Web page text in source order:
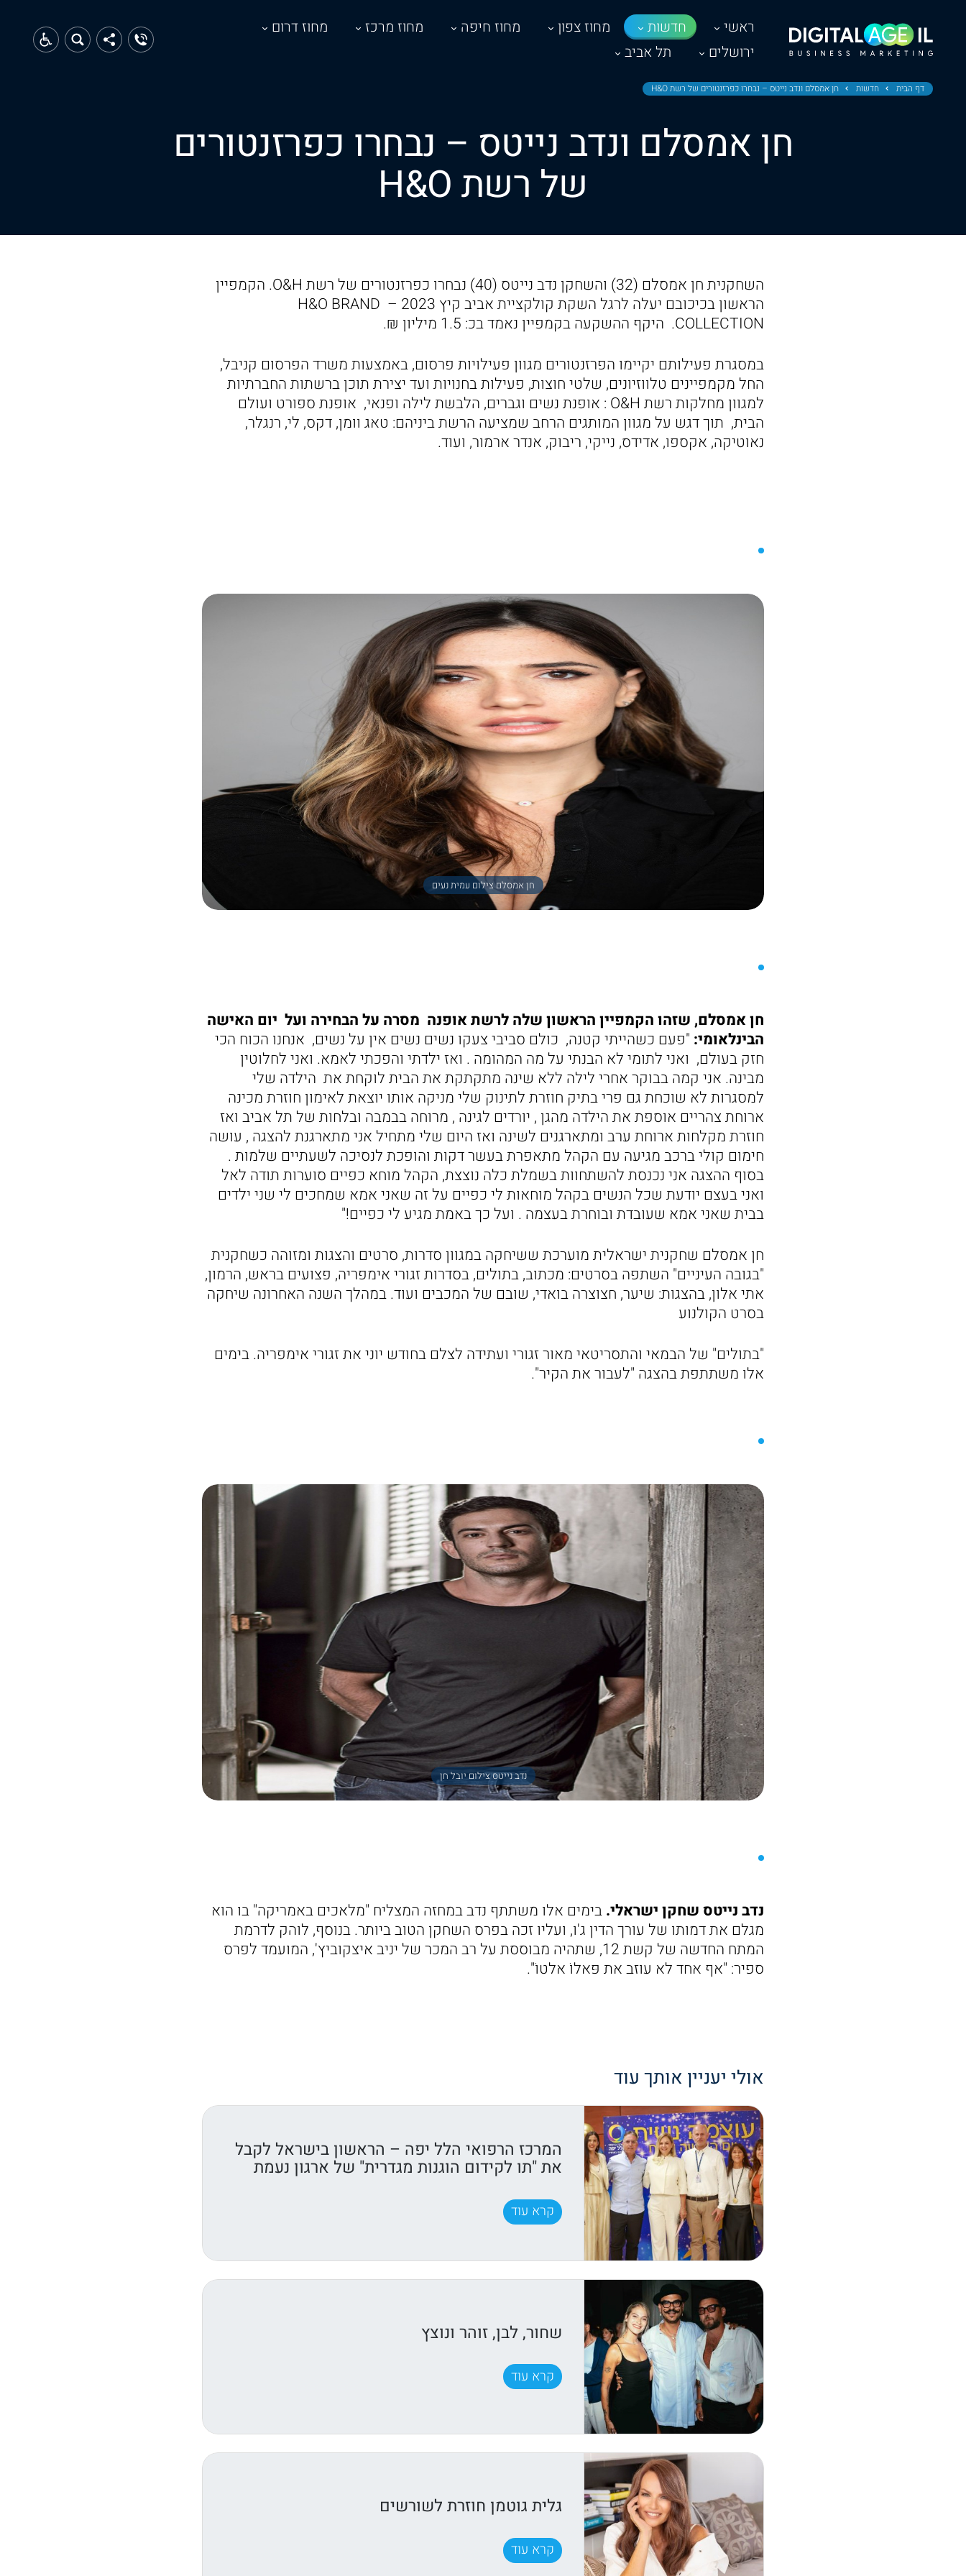
ראשי חדשות מחוז צפון מחוז חיפה מחוז מרכז
מחוז דרום
ירושלים
תל אביב
דף הבית חדשות חן אמסלם ונדב נייטס – נבחרו כפרזנטורים של רשת H&O
חן אמסלם ונדב נייטס – נבחרו כפרזנטורים
של רשת H&O
השחקנית חן אמסלם (32) והשחקן נדב נייטס (40) נבחרו כפרזנטורים של רשת O&H. הקמפיין
הראשון בכיכובם יעלה לרגל השקת קולקציית אביב קיץ 2023 – H&O BRAND
COLLECTION. היקף ההשקעה בקמפיין נאמד בכ: 1.5 מיליון ₪.
במסגרת פעילותם יקיימו הפרזנטורים מגוון פעילויות פרסום, באמצעות משרד הפרסום קניבל,
החל מקמפיינים טלווזיונים, שלטי חוצות, פעילות בחנויות ועד יצירת תוכן ברשתות החברתיות
למגוון מחלקות רשת O&H : אופנת נשים וגברים, הלבשת לילה ופנאי, אופנת ספורט ועולם
הבית, תוך דגש על מגוון המותגים הרחב שמציעה הרשת ביניהם: טאג וומן, דקס, לי, רנגלר,
נאוטיקה, אקספו, אדידס, נייקי, ריבוק, אנדר ארמור, ועוד.
חן אמסלם צילום עמית נעים
חן אמסלם, שזהו הקמפיין הראשון שלה לרשת אופנה מסרה על הבחירה ועל יום האישה
הבינלאומי: "פעם כשהייתי קטנה, כולם סביבי צעקו נשים נשים אין על נשים, אנחנו הכוח הכי
חזק בעולם, ואני לתומי לא הבנתי על מה המהומה . ואז ילדתי והפכתי לאמא. ואני לחלוטין
מבינה. אני קמה בבוקר אחרי לילה ללא שינה מתקתקת את הבית לוקחת את הילדה שלי
למסגרות לא שוכחת גם פרי בתיק חוזרת לתינוק שלי מניקה אותו יוצאת לאימון חוזרת מכינה
ארוחת צהריים אוספת את הילדה מהגן , יורדים לגינה , מרוחה בבמבה ובלחות של תל אביב ואז
חוזרת מקלחות ארוחת ערב ומתארגנים לשינה ואז היום שלי מתחיל אני מתארגנת להצגה , עושה
חימום קולי ברכב מגיעה עם הקהל מתאפרת בעשר דקות והופכת לנסיכה לשעתיים שלמות .
בסוף ההצגה אני נכנסת להשתחוות בשמלת כלה נוצצת, הקהל מוחא כפיים סוערות תודה לאל
ואני בעצם יודעת שכל הנשים בקהל מוחאות לי כפיים על זה שאני אמא שמחכים לי שני ילדים
בבית שאני אמא שעובדת ובוחרת בעצמה . ועל כך באמת מגיע לי כפיים!"
חן אמסלם שחקנית ישראלית מוערכת ששיחקה במגוון סדרות, סרטים והצגות ומזוהה כשחקנית
"בגובה העיניים" השתפה בסרטים: מכתוב, בתולים, בסדרות זגורי אימפריה, פצועים בראש, הרמון,
אתי אלון, בהצגות: שיער, חצוצרה בואדי, שובם של המכבים ועוד. במהלך השנה האחרונה שיחקה
בסרט הקולנוע
"בתולים" של הבמאי והתסריטאי מאור זגורי ועתידה לצלם בחודש יוני את זגורי אימפריה. בימים
אלו משתתפת בהצגה "לעבור את הקיר".
נדב נייטס צילום יובל חן
נדב נייטס שחקן ישראלי.בימים אלו משתתף נדב במחזה המצליח "מלאכים באמריקה" בו הוא
מגלם את דמותו של עורך הדין ג'ו, ועליו זכה בפרס השחקן הטוב ביותר. בנוסף, לוהק לדרמת
המתח החדשה של קשת 12, שתהיה מבוססת על רב המכר של יניב איצקוביץ', המועמד לפרס
ספיר: "אף אחד לא עוזב את פּאלוֹ אלטוֹ".
אולי יעניין אותך עוד
המרכז הרפואי הלל יפה – הראשון בישראל לקבל
את "תו לקידום הוגנות מגדרית" של ארגון נעמת
קרא עוד
שחור, לבן, זוהר ונוצץ
קרא עוד
גלית גוטמן חוזרת לשורשים
קרא עוד